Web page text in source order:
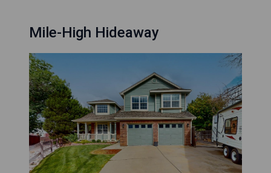
Mile-High Hideaway